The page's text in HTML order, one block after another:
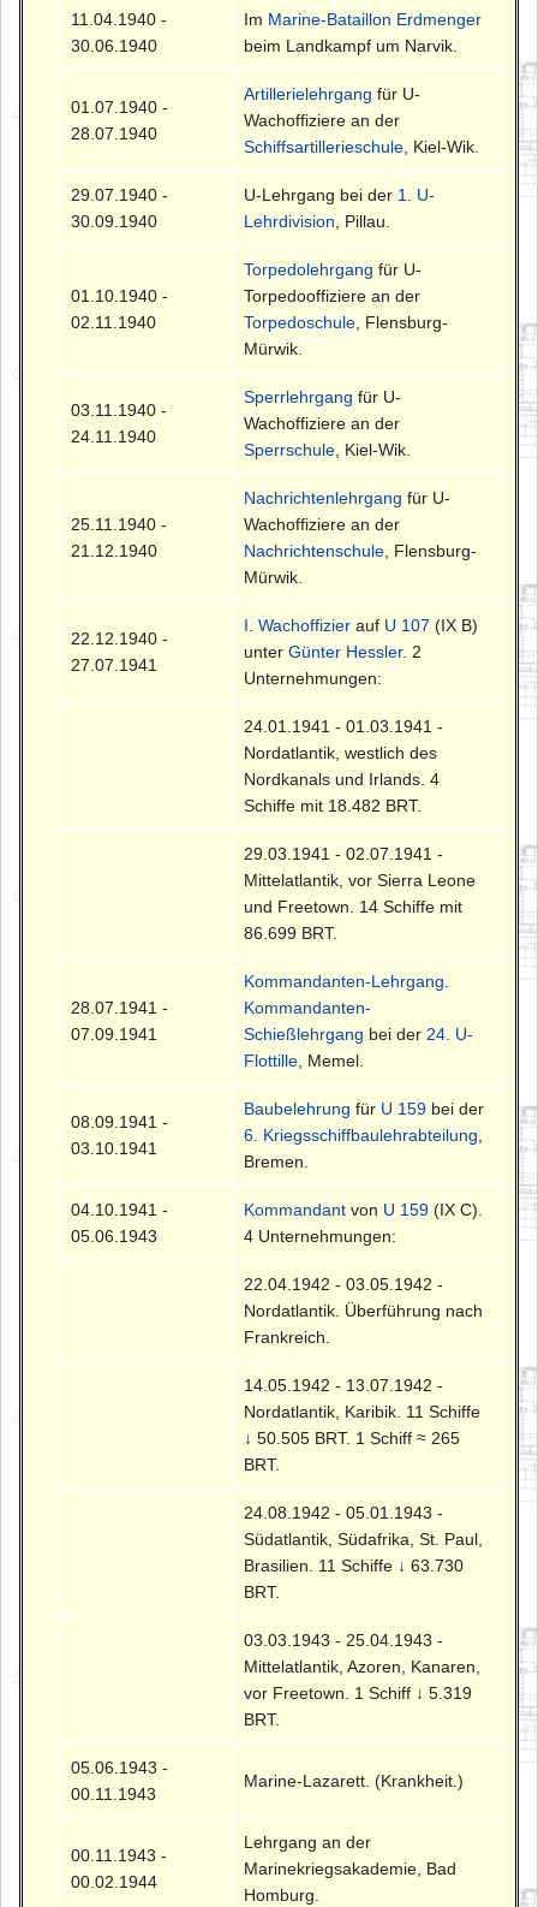
11.04.1940 -
30.06.1940
Im Marine-Bataillon Erdmenger
beim Landkampf um Narvik.
01.07.1940 -
28.07.1940
Artillerielehrgang für U-
Wachoffiziere an der
Schiffsartillerieschule , Kiel-Wik.
29.07.1940 -
30.09.1940
U-Lehrgang bei der 1. U-
Lehrdivision , Pillau.
01.10.1940 -
02.11.1940
Torpedolehrgang für U-
Torpedooffiziere an der
Torpedoschule , Flensburg-
Mürwik.
03.11.1940 -
24.11.1940
Sperrlehrgang für U-
Wachoffiziere an der
Sperrschule , Kiel-Wik.
25.11.1940 -
21.12.1940
Nachrichtenlehrgang für U-
Wachoffiziere an der
Nachrichtenschule , Flensburg-
Mürwik.
22.12.1940 -
27.07.1941
I. Wachoffizier auf U 107 (IX B)
unterGünter Hessler. 2
Unternehmungen:
24.01.1941 - 01.03.1941 -
Nordatlantik, westlich des
Nordkanals und Irlands. 4
Schiffe mit 18.482 BRT.
29.03.1941 - 02.07.1941 -
Mittelatlantik, vor Sierra Leone
und Freetown. 14 Schiffe mit
86.699 BRT.
28.07.1941 -
07.09.1941
Kommandanten-Lehrgang
Kommandanten-
Schießlehrgang bei der 24. U-
Flottille , Memel.
08.09.1941 -
03.10.1941
Baubelehrung für U 159 bei der
6. Kriegsschiffbaulehrabteilung
Bremen.
04.10.1941 -
05.06.1943
Kommandant von U 159 (IX C).
4 Unternehmungen:
22.04.1942 - 03.05.1942 -
Nordatlantik. Überführung nach
Frankreich.
14.05.1942 - 13.07.1942 -
Nordatlantik, Karibik. 11 Schiffe
↓ 50.505 BRT. 1 Schiff ≈ 265
BRT.
24.08.1942 - 05.01.1943 -
Südatlantik, Südafrika, St. Paul,
Brasilien. 11 Schiffe ↓ 63.730
BRT.
03.03.1943 - 25.04.1943 -
Mittelatlantik, Azoren, Kanaren,
vor Freetown. 1 Schiff ↓ 5.319
BRT.
05.06.1943 -
00.11.1943
Marine-Lazarett. (Krankheit.)
00.11.1943 -
00.02.1944
Lehrgang an der
Marinekriegsakademie, Bad
Homburg.